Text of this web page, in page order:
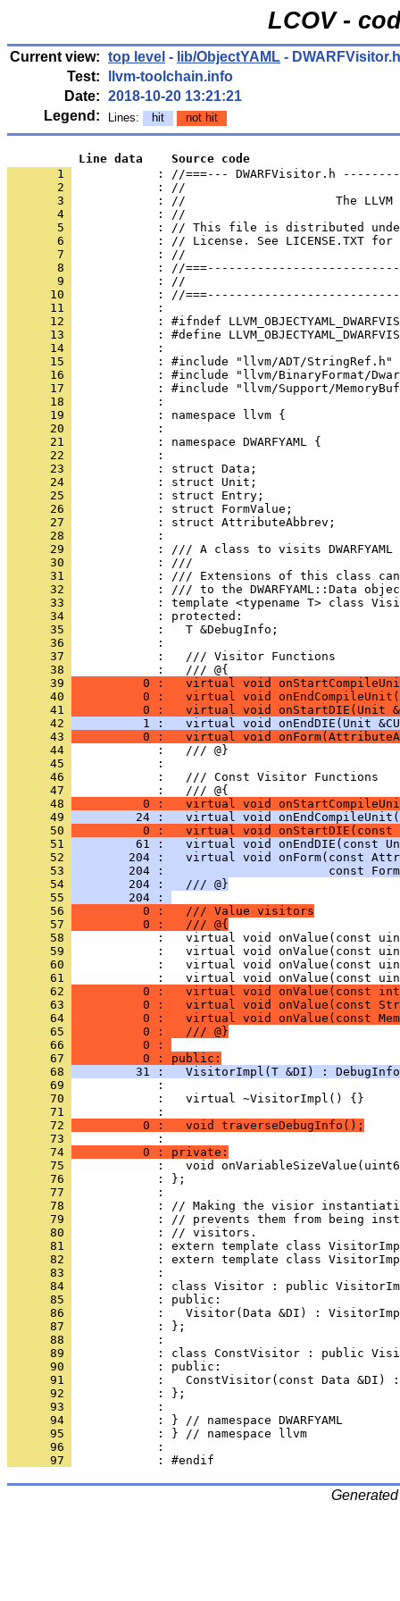
LCOV -
Current view: top level - lib/ObjectYAML - DWARFVisitor.h
Test:
llvm-toolchain.info
Date: 2018-10-20 13:21:21
Legend:
Lines: hit not hit
          Line data    Source code
       1
: //===--- DWARFVisitor.h
       2
       3
       4
       5
       6
       7
       8
       9
      10
      11
      12
      13
      14
      15
      16
      17
      18
      19
      20
      21
      22
      23
      24
      25
      26
      27
      28
      29
      30
      31
      32
      33
      34
      35
      36
      37
            :   /// Visitor Functions
      38
            :   /// @{
      39
0 :   virtual void
      40
0 :   virtual void
      41
0 :   virtual void onStartDIE(Unit
      42
1 :   virtual void onEndDIE(Unit
      43
0 :   virtual void
      44
      45
      46
            :   /// Const Visitor Functions
      47
            :   /// @{
      48
0 :   virtual void
      49
24 :   virtual void
      50
0 :   virtual void
      51
61 :   virtual void onEndDIE(const
      52
204 :   virtual void onForm(const
      53
204 :                       const
      54
        204 :   /// @}
      55
        204 :
      56
          0 :   /// Value visitors
      57
          0 :   /// @{
      58
:   virtual void onValue(const
      59
:   virtual void onValue(const
      60
:   virtual void onValue(const
      61
:   virtual void onValue(const
      62
0 :   virtual void onValue(const
      63
0 :   virtual void onValue(const
      64
0 :   virtual void onValue(const
      65
          0 :   /// @}
      66
          0 :
      67
          0 : public:
      68
31 :   VisitorImpl(T &DI) :
      69
      70
      71
      72
          0 :   void traverseDebugInfo();
      73
      74
          0 : private:
      75
      76
      77
      78
      79
      80
      81
      82
      83
      84
      85
      86
      87
      88
      89
      90
      91
      92
      93
      94
      95
      96
      97